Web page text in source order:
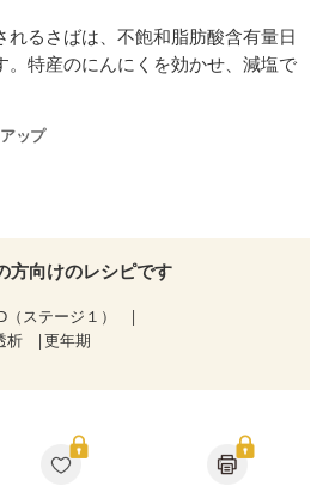
れるさばは、不飽和脂肪酸含有量日
。特産のにんにくを効かせ、減塩で
ップ
方向けのレシピです
（ステージ１）
析 更年期